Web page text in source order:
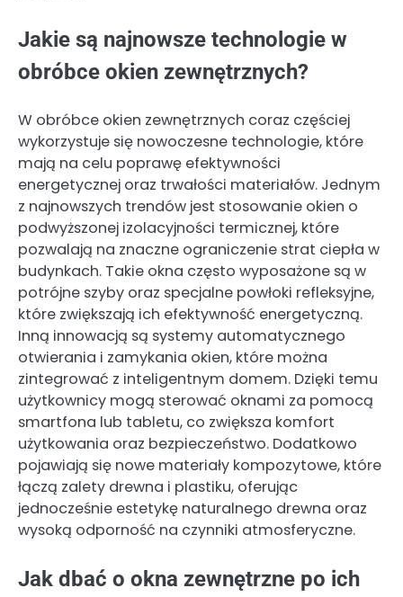
Jakie są najnowsze technologie w
obróbce okien zewnętrznych?
W obróbce okien zewnętrznych coraz częściej
wykorzystuje się nowoczesne technologie, które
mają na celu poprawę efektywności
energetycznej oraz trwałości materiałów. Jednym
z najnowszych trendów jest stosowanie okien o
podwyższonej izolacyjności termicznej, które
pozwalają na znaczne ograniczenie strat ciepła w
budynkach. Takie okna często wyposażone są w
potrójne szyby oraz specjalne powłoki refleksyjne,
które zwiększają ich efektywność energetyczną.
Inną innowacją są systemy automatycznego
otwierania i zamykania okien, które można
zintegrować z inteligentnym domem. Dzięki temu
użytkownicy mogą sterować oknami za pomocą
smartfona lub tabletu, co zwiększa komfort
użytkowania oraz bezpieczeństwo. Dodatkowo
pojawiają się nowe materiały kompozytowe, które
łączą zalety drewna i plastiku, oferując
jednocześnie estetykę naturalnego drewna oraz
wysoką odporność na czynniki atmosferyczne.
Jak dbać o okna zewnętrzne po ich